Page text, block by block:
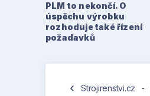
PLM to nekončí. O
úspěchu výrobku
rozhoduje také řízení
požadavků
chevron_left Strojirenstvi.cz -